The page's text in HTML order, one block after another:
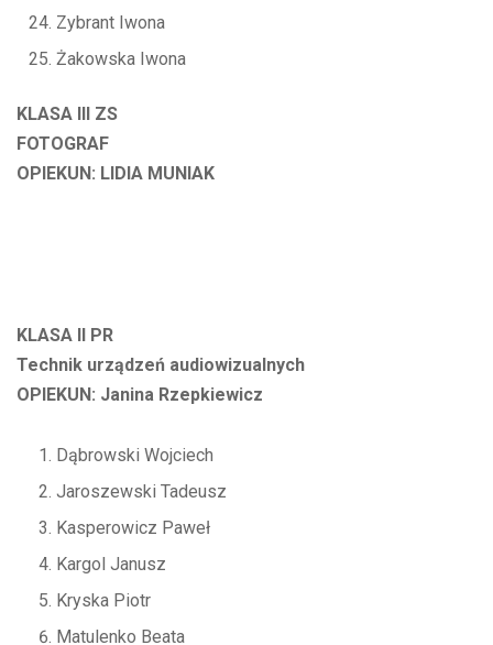
Zybrant Iwona
Żakowska Iwona
KLASA III ZS
FOTOGRAF
OPIEKUN: LIDIA MUNIAK
KLASA II PR
Technik urządzeń audiowizualnych
OPIEKUN: Janina Rzepkiewicz
Dąbrowski Wojciech
Jaroszewski Tadeusz
Kasperowicz Paweł
Kargol Janusz
Kryska Piotr
Matulenko Beata